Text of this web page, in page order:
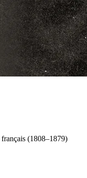
(1808–1879)